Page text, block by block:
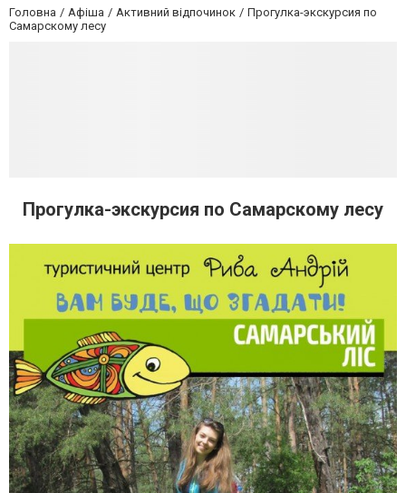
Головна Афіша Активний відпочинок
Прогулка-экскурсия по
Самарскому лесу
Прогулка-экскурсия по Самарскому лесу